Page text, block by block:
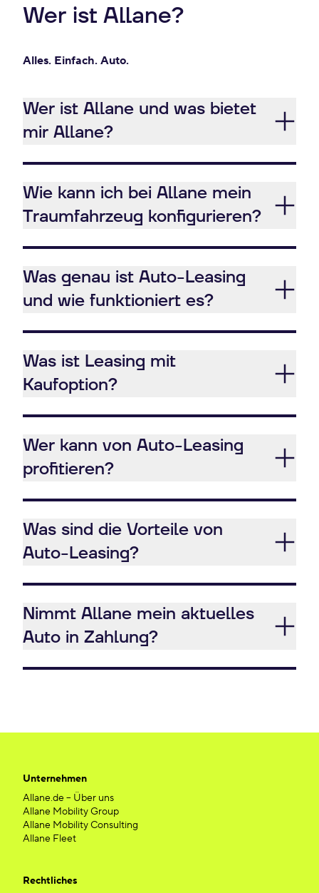
Wer ist Allane?
Alles. Einfach. Auto.
Wer ist Allane und was bietet
mir Allane?
Wie kann ich bei Allane mein
Traumfahrzeug konfigurieren?
Was genau ist Auto-Leasing
und wie funktioniert es?
Was ist Leasing mit
Kaufoption?
Wer kann von Auto-Leasing
profitieren?
Was sind die Vorteile von
Auto-Leasing?
Nimmt Allane mein aktuelles
Auto in Zahlung?
Unternehmen
Allane.de – Über uns
Allane Mobility Group
Allane Mobility Consulting
Allane Fleet
Rechtliches